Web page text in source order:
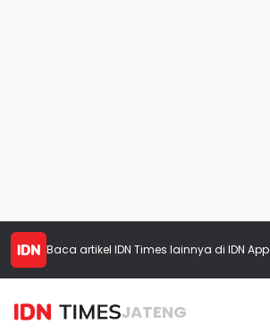
Baca artikel IDN Times lainnya di IDN App
JATENG